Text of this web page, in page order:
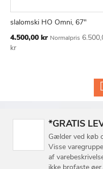
TIL
slalomski HO Omni, 67"
Tilbudspris
4.500,00 kr Normalpris
kr
*GRATIS
Gælder ved køb
Visse
af